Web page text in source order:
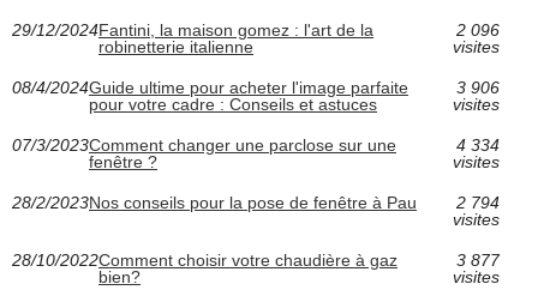
29/12/2024Fantini, la maison gomez : l'art de la
robinetterie italienne
2 096
visites
08/4/2024Guide ultime pour acheter l'image parfaite
pour votre cadre : Conseils et astuces
3 906
visites
07/3/2023Comment changer une parclose sur une
fenêtre ?
4 334
visites
28/2/2023Nos conseils pour la pose de fenêtre à Pau
2 794
visites
28/10/2022Comment choisir votre chaudière à gaz
bien?
3 877
visites